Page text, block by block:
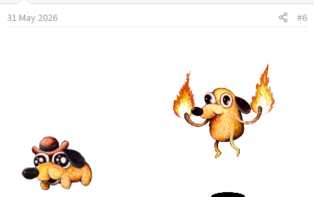
31 May 2026 #6